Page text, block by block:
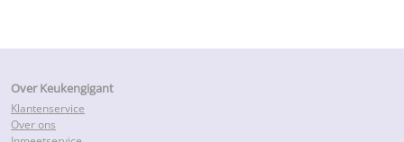
Over Keukengigant
Klantenservice
Over ons